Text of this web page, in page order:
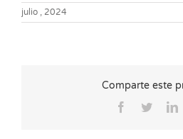
julio , 2024
Comparte este
Facebook
Twitter